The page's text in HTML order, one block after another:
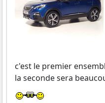
c'est le premier
la seconde sera